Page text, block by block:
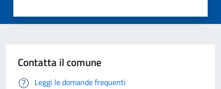
Contatta il comune
Leggi le domande frequenti